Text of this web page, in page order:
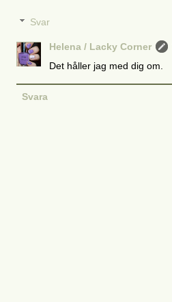
Svar
Helena / Lacky Corner
Det håller jag med dig om.
Svara